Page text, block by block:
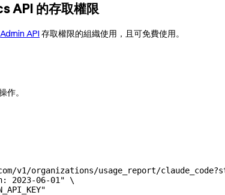
API 的存取權限
Admin API 存取權限的組織使用，且可免費使用。
作。
v1/organizations/usage_report/
2023-06-01" \
"